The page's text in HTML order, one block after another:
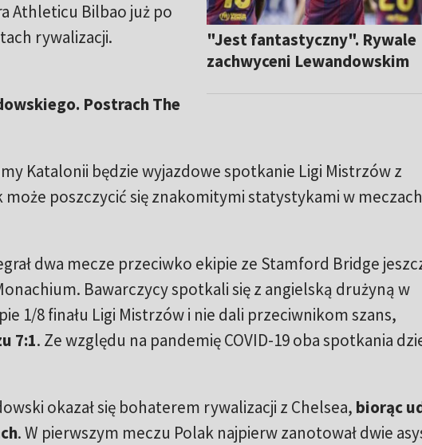
"Jest fantastyczny". Rywale
zachwyceni Lewandowskim
Athleticu Bilbao już po
rywalizacji.
Postrach The
Katalonii będzie wyjazdowe spotkanie Ligi Mistrzów z
może poszczycić się znakomitymi statystykami w
dwa mecze przeciwko ekipie ze Stamford Bridge
Bawarczycy spotkali się z angielską drużyną w
1/8 finału Ligi Mistrzów i nie dali przeciwnikom szans,
7:1. Ze względu na pandemię COVID-19 oba spotkania
okazał się bohaterem rywalizacji z Chelsea, biorąc
. W pierwszym meczu Polak najpierw zanotował dwie